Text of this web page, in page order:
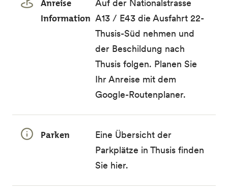
Anreise
Information
Auf der Nationalstrasse
A13 / E43 die Ausfahrt 22-
Thusis-Süd nehmen und
der Beschildung nach
Thusis folgen. Planen Sie
Ihr Anreise mit dem
Google-Routenplaner.
Parken
Eine Übersicht der
Parkplätze in Thusis finden
Sie hier.